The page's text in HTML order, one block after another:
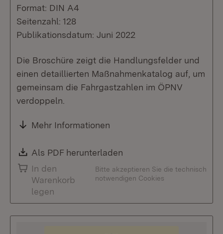
Format: DIN A4
Seitenzahl: 128
Publikationsdatum: Juni 2022
Die Broschüre zeigt die Handlungsfelder und
einen detaillierten Maßnahmenkatalog auf, um
gemeinsam die Fahrgastzahlen im ÖPNV
verdoppeln.
Mehr Informationen
Download:
Als PDF herunterladen
In den
Warenkorb
legen
Bitte akzeptieren Sie die technisch
notwendigen Cookies